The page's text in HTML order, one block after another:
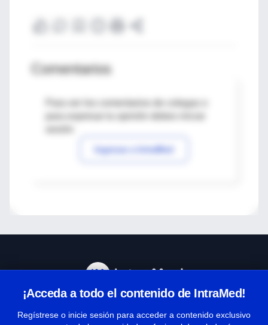
Comentarios
Para ver los comentarios de colegas o
Ingresar a IntraMed
¡Acceda a todo el contenido de IntraMed!
Regístrese o inicie sesión para acceder a contenido exclusivo